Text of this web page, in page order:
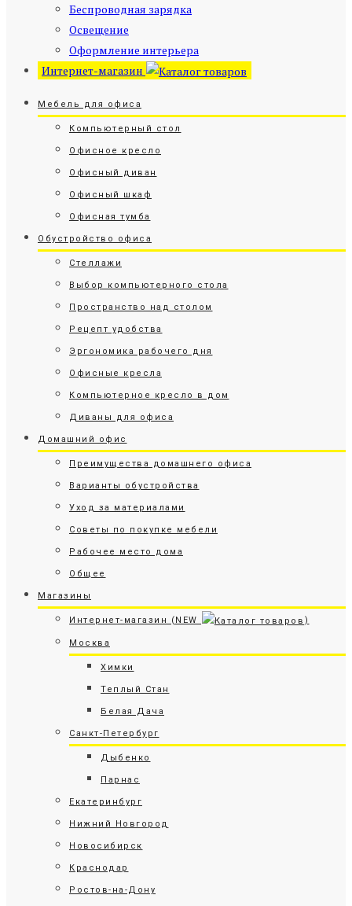
Беспроводная зарядка
Освещение
Оформление интерьера
Интернет-магазин
Мебель для офиса
Компьютерный стол
Офисное кресло
Офисный диван
Офисный шкаф
Офисная тумба
Обустройство офиса
Стеллажи
Выбор компьютерного стола
Пространство над столом
Рецепт удобства
Эргономика рабочего дня
Офисные кресла
Компьютерное кресло в дом
Диваны для офиса
Домашний офис
Преимущества домашнего офиса
Варианты обустройства
Уход за материалами
Советы по покупке мебели
Рабочее место дома
Общее
Магазины
Интернет-магазин (NEW )
Москва
Химки
Теплый Стан
Белая Дача
Санкт-Петербург
Дыбенко
Парнас
Екатеринбург
Нижний Новгород
Новосибирск
Краснодар
Ростов-на-Дону